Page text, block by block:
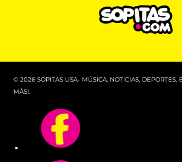
© 2026 SOPITAS USA- MÚSICA, NOTICIAS, DEPORTES,
MÁS!.